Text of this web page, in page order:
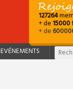
127264
+ de15000
+ de
EVÉNEMENTS